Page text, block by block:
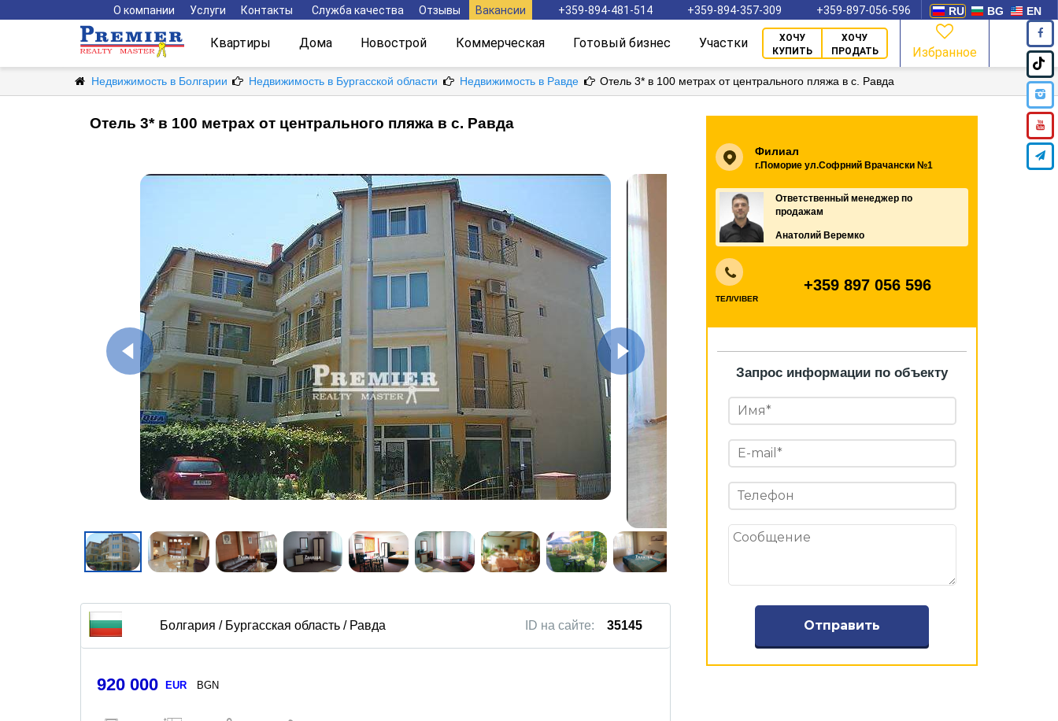
RU BG EN
О компании Услуги Контакты Служба качества Отзывы Вакансии +359-894-481-514 +359-894-357-309 +359-897-056-596
Квартиры Дома Новострой Коммерческая Готовый бизнес Участки
ХОЧУ
КУПИТЬ
ХОЧУ
ПРОДАТЬ
Избранное
Недвижимость в Болгарии Недвижимость в Бургасской области Недвижимость в Равде Отель 3* в 100 метрах от центрального пляжа в с. Равда
Отель 3* в 100 метрах от центрального пляжа в с. Равда
Болгария / Бургасская область / Равда 35145
ID на сайте:
920 000 EUR BGN
Филиал
г.Поморие ул.Софрний Врачански №1
Ответственный менеджер по
продажам
Анатолий Веремко
ТЕЛ/VIBER
+359 897 056 596
Запрос информации по объекту